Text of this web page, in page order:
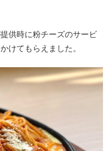
供時に粉チーズのサービ
けてもらえました。